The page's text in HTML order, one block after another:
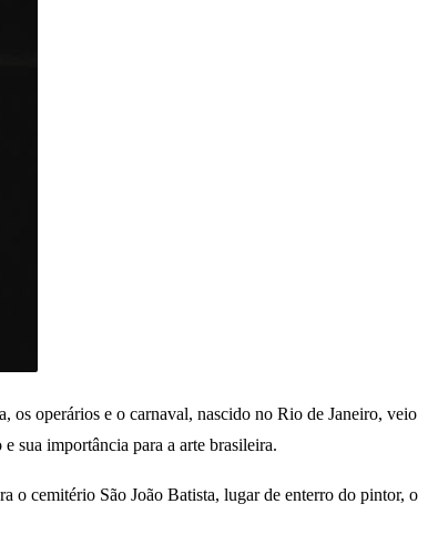
os operários e o carnaval, nascido no Rio de Janeiro, veio
sua importância para a arte brasileira.
o cemitério São João Batista, lugar de enterro do pintor, o